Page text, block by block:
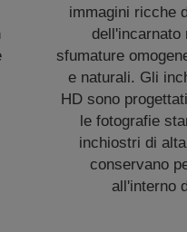
immagini ricche
dell'incarnato
sfumature
e naturali. Gli
HD sono
le fotografie
inchiostri di
conservano
all'interno